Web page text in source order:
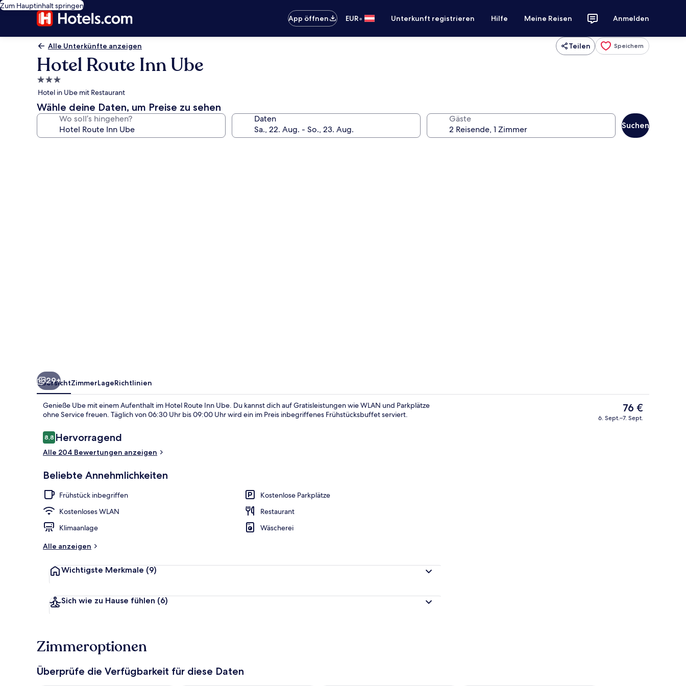
Zum Hauptinhalt springen
App öffnen
EUR• Unterkunft registrieren Hilfe Meine Reisen Anmelden
Alle Unterkünfte anzeigen Teilen Speichern
Hotel Route Inn Ube
3.0-
Sterne-
Unterkunft
Hotel in Ube mit Restaurant
Wähle deine Daten, um Preise zu sehen
Wo soll’s hingehen? Daten Gäste
Suchen
29+
ÜbersichtZimmerLageRichtlinien
Genieße Ube mit einem Aufenthalt im Hotel Route Inn Ube. Du kannst dich auf Gratisleistungen wie WLAN und Parkplätze
ohne Service freuen. Täglich von 06:30 Uhr bis 09:00 Uhr wird ein im Preis inbegriffenes Frühstücksbuffet serviert.
Bewertungen
8,88,8 von 10.
Hervorragend
Alle 204 Bewertungen anzeigen
Beliebte Annehmlichkeiten
Frühstück inbegriffen
Kostenlose Parkplätze
Kostenloses WLAN
Restaurant
Klimaanlage
Wäscherei
Alle anzeigen
Wichtigste Merkmale (9)
Sich wie zu Hause fühlen (6)
Der
aktuelle
Preis
76 €
6. Sept.–7. Sept.
Zimmeroptionen
Überprüfe die Verfügbarkeit für diese Daten